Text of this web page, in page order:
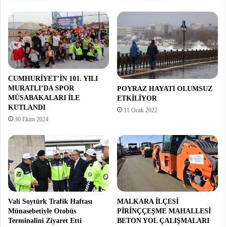
CUMHURİYET’İN 101. YILI
MURATLI’DA SPOR
MÜSABAKALARI İLE
KUTLANDI
30 Ekim 2024
POYRAZ HAYATI OLUMSUZ
ETKİLİYOR
11 Ocak 2022
Vali Soytürk Trafik Haftası
Münasebetiyle Otobüs
Terminalini Ziyaret Etti
MALKARA İLÇESİ
PİRİNÇÇEŞME MAHALLESİ
BETON YOL ÇALIŞMALARI